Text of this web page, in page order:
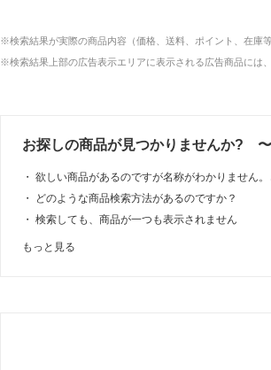
※検索結果が実際の商品内容（価格、送料、ポイント、在庫
※検索結果上部の広告表示エリアに表示される広告商品には
お探しの商品が見つかりませんか? 〜
・ 欲しい商品があるのですが名称がわかりません
・
どのような商品検索方法があるのですか？
・ 検索しても、商品が一つも表示されません
もっと見る